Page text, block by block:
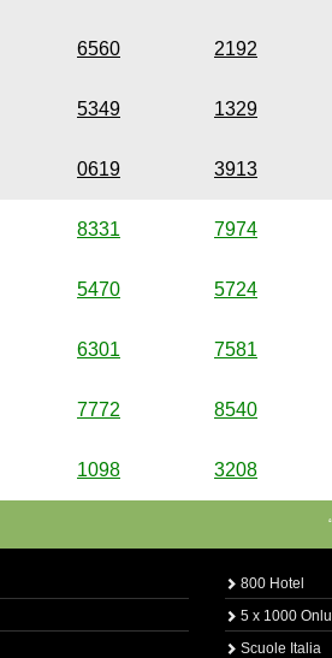
6560 2192
5349 1329
0619 3913
8331 7974
5470 5724
6301 7581
7772 8540
1098 3208
800 Hotel
5 x 1000
Scuole Italia